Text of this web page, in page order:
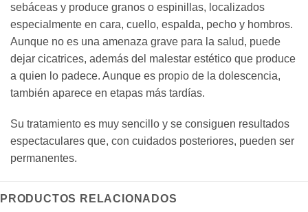
sebáceas y produce granos o espinillas, localizados
especialmente en cara, cuello, espalda, pecho y hombros.
Aunque no es una amenaza grave para la salud, puede
dejar cicatrices, además del malestar estético que produce
a quien lo padece. Aunque es propio de la dolescencia,
también aparece en etapas más tardías.
Su tratamiento es muy sencillo y se consiguen resultados
espectaculares que, con cuidados posteriores, pueden ser
permanentes.
PRODUCTOS RELACIONADOS